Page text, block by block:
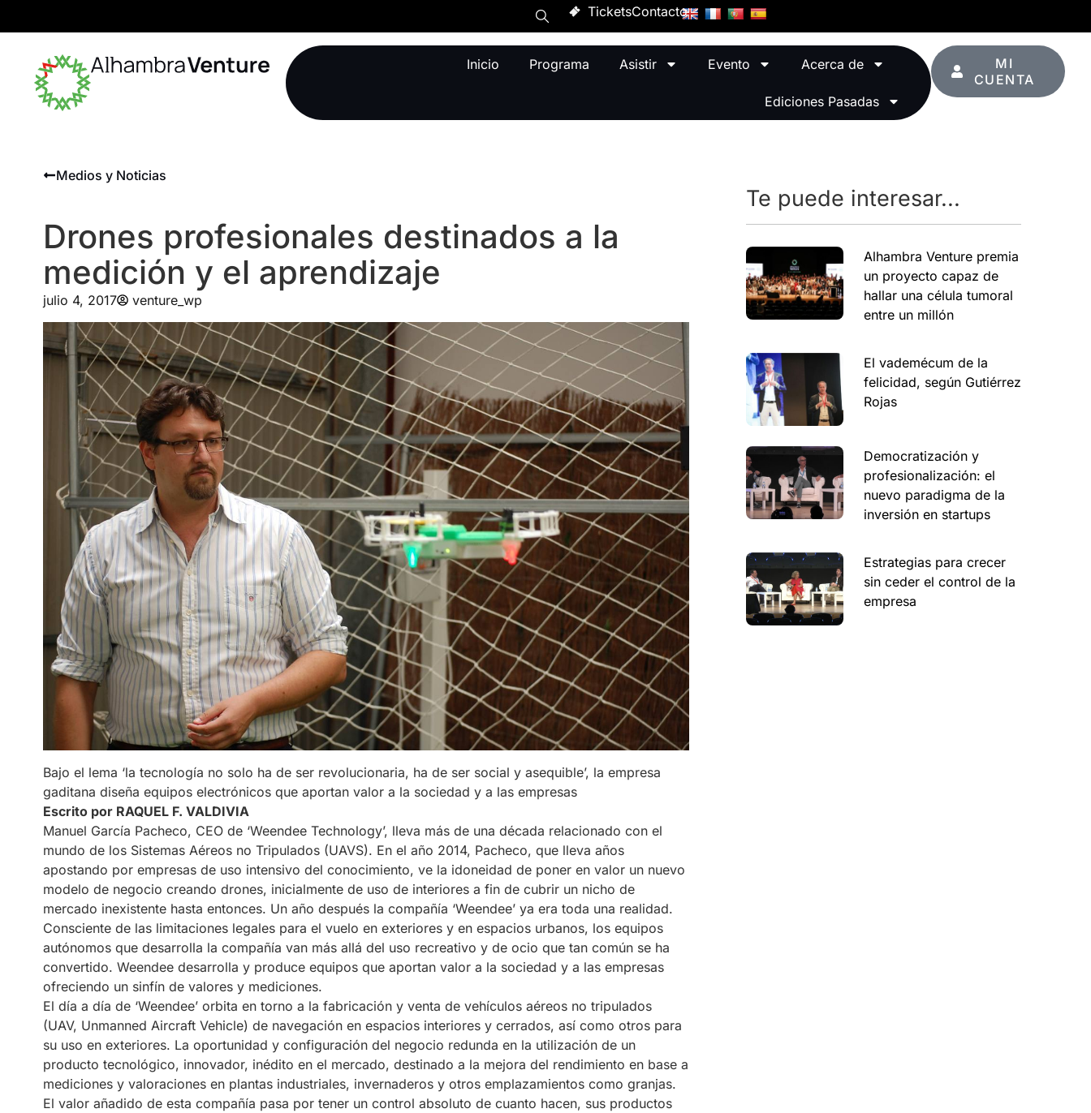
TicketsContacto
Inicio Programa Asistir Evento Acerca de
Ediciones Pasadas
MI
CUENTA
Medios y Noticias
Drones profesionales destinados a la
medición y el aprendizaje
julio 4, 2017 venture_wp
Bajo el lema ‘la tecnología no solo ha de ser revolucionaria, ha de ser social y asequible’, la empresa
gaditana diseña equipos electrónicos que aportan valor a la sociedad y a las empresas
Escrito por RAQUEL F. VALDIVIA
Manuel García Pacheco, CEO de ‘Weendee Technology’, lleva más de una década relacionado con el
mundo de los Sistemas Aéreos no Tripulados (UAVS). En el año 2014, Pacheco, que lleva años
apostando por empresas de uso intensivo del conocimiento, ve la idoneidad de poner en valor un nuevo
modelo de negocio creando drones, inicialmente de uso de interiores a fin de cubrir un nicho de
mercado inexistente hasta entonces. Un año después la compañía ‘Weendee’ ya era toda una realidad.
Consciente de las limitaciones legales para el vuelo en exteriores y en espacios urbanos, los equipos
autónomos que desarrolla la compañía van más allá del uso recreativo y de ocio que tan común se ha
convertido. Weendee desarrolla y produce equipos que aportan valor a la sociedad y a las empresas
ofreciendo un sinfín de valores y mediciones.
El día a día de ‘Weendee’ orbita en torno a la fabricación y venta de vehículos aéreos no tripulados
(UAV, Unmanned Aircraft Vehicle) de navegación en espacios interiores y cerrados, así como otros para
su uso en exteriores. La oportunidad y configuración del negocio redunda en la utilización de un
producto tecnológico, innovador, inédito en el mercado, destinado a la mejora del rendimiento en base a
mediciones y valoraciones en plantas industriales, invernaderos y otros emplazamientos como granjas.
El valor añadido de esta compañía pasa por tener un control absoluto de cuanto hacen, sus productos
Te puede interesar...
Alhambra Venture premia
un proyecto capaz de
hallar una célula tumoral
entre un millón
El vademécum de la
felicidad, según Gutiérrez
Rojas
Democratización y
profesionalización: el
nuevo paradigma de la
inversión en startups
Estrategias para crecer
sin ceder el control de la
empresa